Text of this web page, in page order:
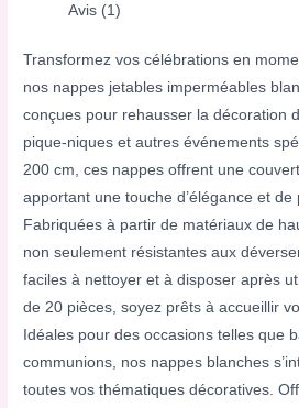
Avis (1)
Transformez vos célébrations en
nos nappes jetables imperméables
conçues pour rehausser la décoration
pique-niques et autres événements
200 cm, ces nappes offrent une
apportant une touche d’élégance et
Fabriquées à partir de matériaux de
non seulement résistantes aux
faciles à nettoyer et à disposer après
de 20 pièces, soyez prêts à accueillir
Idéales pour des occasions telles que
communions, nos nappes blanches
toutes vos thématiques décoratives.